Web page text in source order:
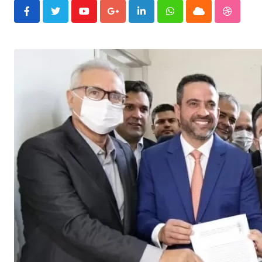
YoutubeGoogle+LinkedInWhatsappCloud